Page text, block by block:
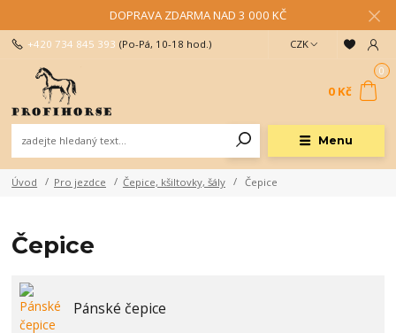
DOPRAVA ZDARMA NAD 3 000 KČ
Menu
CZK
+420 734 845 393 (Po-Pá, 10-18 hod.)
0
0 Kč
Úvod Pro jezdce Čepice, kšiltovky, šály Čepice
Čepice
Pánské čepice